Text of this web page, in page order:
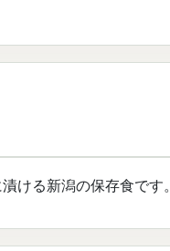
ける新潟の保存食です。